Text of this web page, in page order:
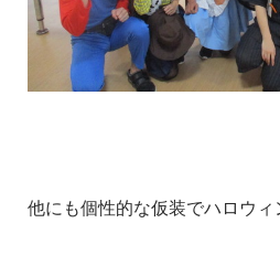
他にも個性的な仮装でハロウィ